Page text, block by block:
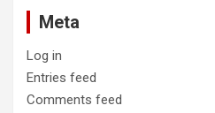
Meta
Log in
Entries feed
Comments feed